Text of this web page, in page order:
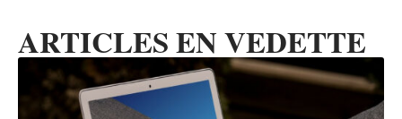
ARTICLES EN VEDETTE